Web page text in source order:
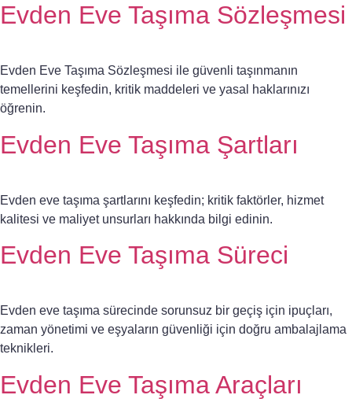
Evden Eve Taşıma Sözleşmesi
Evden Eve Taşıma Sözleşmesi ile güvenli taşınmanın
temellerini keşfedin, kritik maddeleri ve yasal haklarınızı
öğrenin.
Evden Eve Taşıma Şartları
Evden eve taşıma şartlarını keşfedin; kritik faktörler, hizmet
kalitesi ve maliyet unsurları hakkında bilgi edinin.
Evden Eve Taşıma Süreci
Evden eve taşıma sürecinde sorunsuz bir geçiş için ipuçları,
zaman yönetimi ve eşyaların güvenliği için doğru ambalajlama
teknikleri.
Evden Eve Taşıma Araçları